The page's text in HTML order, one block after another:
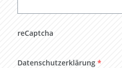
reCaptcha
Datenschutzerklärung *